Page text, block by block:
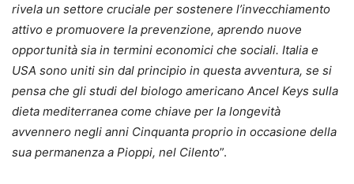
rivela un settore cruciale per sostenere l’invecchiamento
attivo e promuovere la prevenzione, aprendo nuove
opportunità sia in termini economici che sociali. Italia e
USA sono uniti sin dal principio in questa avventura, se si
pensa che gli studi del biologo americano Ancel Keys sulla
dieta mediterranea come chiave per la longevità
avvennero negli anni Cinquanta proprio in occasione della
sua permanenza a Pioppi, nel Cilento”.